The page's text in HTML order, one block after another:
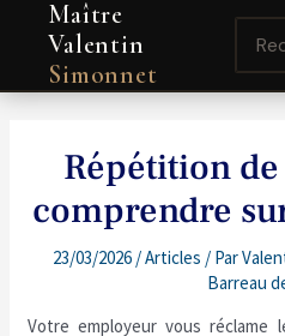
contenu
Maître
Valentin
Simonnet
for:
Répétition
comprendre
23/03/2026 /Articles / Par
Barreau
Votre employeur vous réclame
Navigation
de